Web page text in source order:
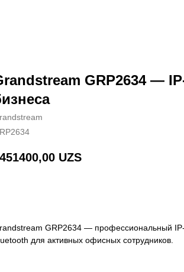
GRP2634 —
UZS
GRP2634 — профессиональный
для активных офисных сотрудников.